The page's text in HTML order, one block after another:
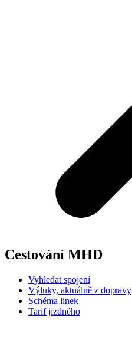
Cestování MHD
Vyhledat spojení
Výluky, aktuálně z dopravy
Schéma linek
Tarif jízdného